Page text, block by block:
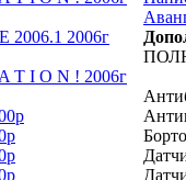
2006.1 2006г
T I O N ! 2006г